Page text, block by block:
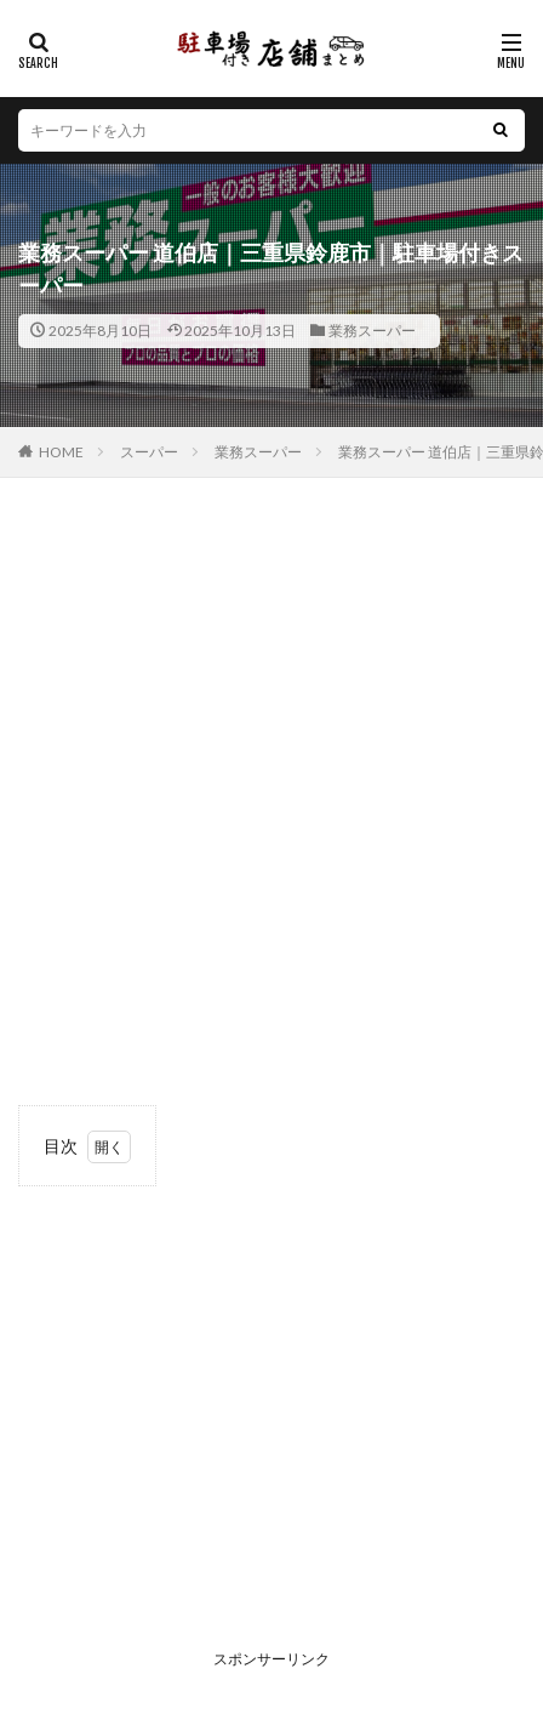
業務スーパー 道伯店｜三重県鈴鹿市｜駐車場付きス
ーパー
2025年8月10日 2025年10月13日 業務スーパー
HOME スーパー 業務スーパー 業務スーパー 道伯店｜三重県
目次
スポンサーリンク
カテゴリー
エリア
北海道 青森県 岩手県 宮城県
秋田県
山形県
福島県 茨城県 栃木県
群馬県
埼玉県
千葉県 東京都 神奈川県
新潟県
山梨県
長野県 富山県 石川県
福井県
岐阜県
静岡県 愛知県 三重県
滋賀県
京都府
大阪府 兵庫県 奈良県
和歌山県
鳥取県
島根県 岡山県 広島県
山口県
徳島県
香川県 愛媛県 高知県
福岡県
佐賀県
長崎県 熊本県 大分県
宮崎県